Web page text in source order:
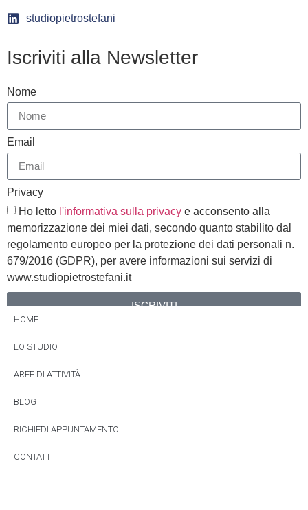
studiopietrostefani
Iscriviti alla Newsletter
Nome
Email
Privacy
Ho letto l'informativa sulla privacy e acconsento alla
memorizzazione dei miei dati, secondo quanto stabilito dal
regolamento europeo per la protezione dei dati personali n.
679/2016 (GDPR), per avere informazioni sui servizi di
www.studiopietrostefani.it
ISCRIVITI
HOME
LO STUDIO
AREE DI ATTIVITÀ
BLOG
RICHIEDI APPUNTAMENTO
CONTATTI